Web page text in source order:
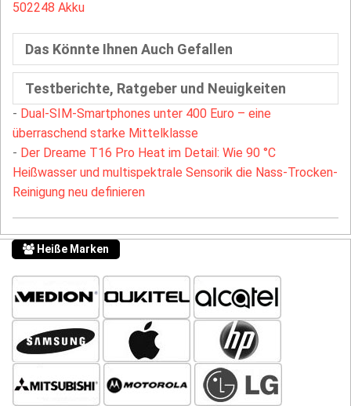
502248 Akku
Das Könnte Ihnen Auch Gefallen
Testberichte, Ratgeber und Neuigkeiten
- Dual-SIM-Smartphones unter 400 Euro – eine
überraschend starke Mittelklasse
- Der Dreame T16 Pro Heat im Detail: Wie 90 °C
Heißwasser und multispektrale Sensorik die Nass-Trocken-
Reinigung neu definieren
Heiße Marken